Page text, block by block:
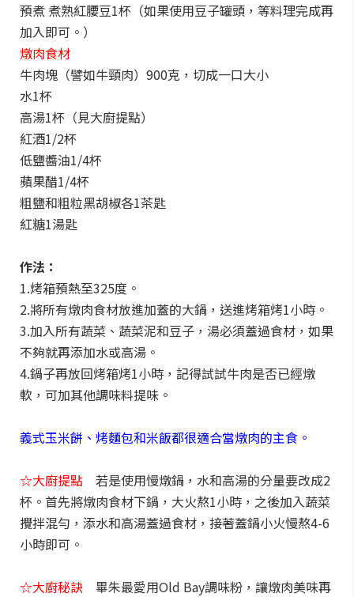
預煮 煮熟紅腰豆1杯（如果使用豆子罐頭，等料理完成再
加入即可。）
燉肉食材
牛肉塊（譬如牛頸肉）900克，切成一口大小
水1杯
高湯1杯（見大廚提點）
紅酒1/2杯
低鹽醬油1/4杯
蘋果醋1/4杯
粗鹽和粗粒黑胡椒各1茶匙
紅糖1湯匙
作法：
1.烤箱預熱至325度。
2.將所有燉肉食材放進加蓋的大鍋，送進烤箱烤1小時。
3.加入所有蔬菜、蔬菜泥和豆子，湯必須蓋過食材，如果
不夠就再添加水或高湯。
4.鍋子再放回烤箱烤1小時，記得試試牛肉是否已經燉
軟，可加其他調味料提味。
義式玉米餅、烤麵包和米飯都很適合當燉肉的主食。
☆大廚提點 若是使用慢燉鍋，水和高湯的分量要改成2
杯。首先將燉肉食材下鍋，大火熬1小時，之後加入蔬菜
攪拌混勻，添水和高湯蓋過食材，接著蓋鍋小火慢熬4-6
小時即可。
☆大廚秘訣 畢朱最愛用Old Bay調味粉，讓燉肉美味再